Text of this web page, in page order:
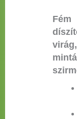
Fém
virág,